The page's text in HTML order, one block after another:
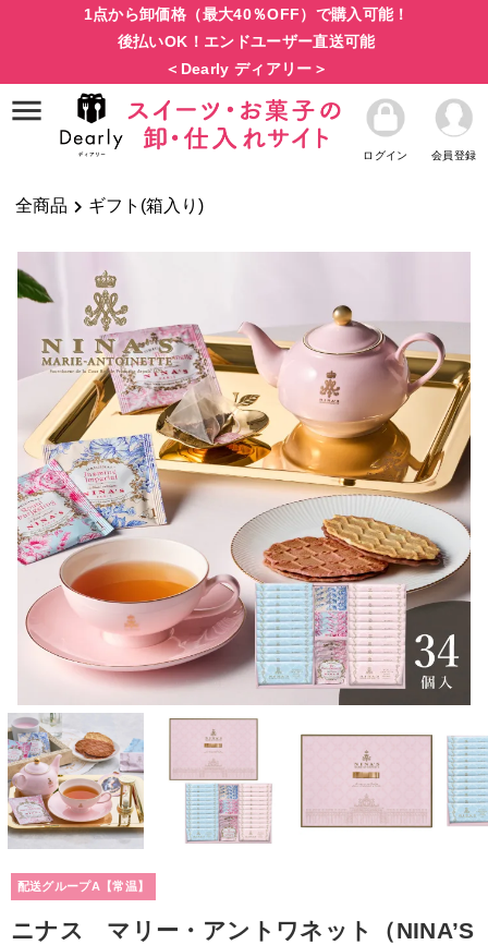
1点から卸価格（最大40％OFF）で購入可能！
後払いOK！エンドユーザー直送可能
＜Dearly ディアリー＞
ログイン 会員登録
全商品 ギフト(箱入り)
配送グループA【常温】
ニナス マリー・アントワネット（NINA’S